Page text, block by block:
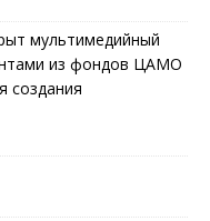
мультимедийный
из фондов ЦАМО
создания